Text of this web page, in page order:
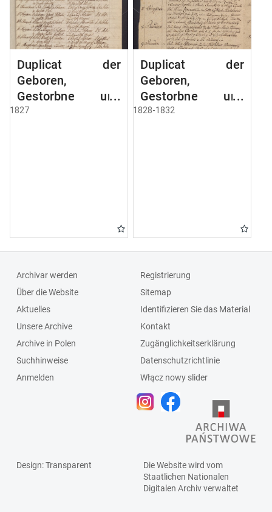
Duplicat der
Geboren,
Gestorbne und
Getrauten
1827
Duplicat der
Geboren,
Gestorbne und
Getrauten
1828-1832
Archivar werden
Über die Website
Aktuelles
Unsere Archive
Archive in Polen
Suchhinweise
Anmelden
Registrierung
Sitemap
Identifizieren Sie das Material
Kontakt
Zugänglichkeitserklärung
Datenschutzrichtlinie
Włącz nowy slider
Design: Transparent
Die Website wird vom
Staatlichen Nationalen
Digitalen Archivverwaltet